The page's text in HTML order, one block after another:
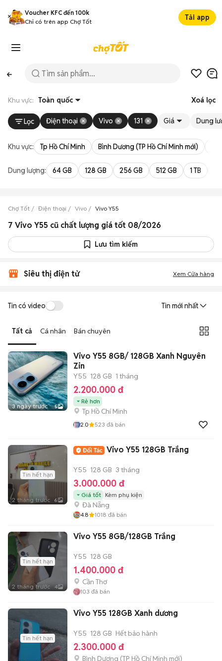
Voucher KFC đến 100k
Chỉ có trên app Chợ Tốt
Tải app
Khu vực: Toàn quốc Xoá lọc
Lọc Điện thoại Vivo 131 Giá Dung
Khu vực: Tp Hồ Chí Minh Bình Dương (TP Hồ Chí Minh mới)
Dung lượng: 64 GB 128 GB 256 GB 512 GB 1 TB
Chợ Tốt Điện thoại Vivo Vivo Y55
7 Vivo Y55 cũ chất lượng giá tốt 08/2026
Lưu tìm kiếm
Siêu thị điện tử Xem Cửa hàng
Tin có video Tin mới nhất
Tất cả Cá nhân Bán chuyên
3 ngày trước 5
Vivo Y55 8GB/ 128GB Xanh Nguyên
Zin
Y55 128 GB 1 tháng
2.200.000 đ
Rẻ hơn
Tp Hồ Chí Minh
2.0 523 đã bán
Tin hết hạn
2 tháng trước 6
Vivo Y55 128GB Trắng
Y55 128 GB 3 tháng
3.000.000 đ
Giá tốt Kèm phụ kiện
Đà Nẵng
4.8 1018 đã bán
Tin hết hạn
2 tháng trước 4
Vivo Y55 8GB/128GB Trắng
Y55 128 GB
1.400.000 đ
Cần Thơ
103 đã bán
Tin hết hạn
Vivo Y55 128GB Xanh dương
Y55 128 GB Hết bảo hành
2.300.000 đ
Bình Dương (TP Hồ Chí Minh mới)